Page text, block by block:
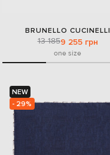
BRUNELLO CUCINELLI
13 1859 255 грн
one size
NEW
- 29%